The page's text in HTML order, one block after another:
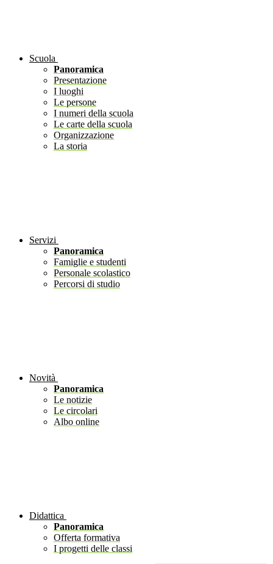
Scuola
Panoramica
Presentazione
I luoghi
Le persone
I numeri della scuola
Le carte della scuola
Organizzazione
La storia
Servizi
Panoramica
Famiglie e studenti
Personale scolastico
Percorsi di studio
Novità
Panoramica
Le notizie
Le circolari
Albo online
Didattica
Panoramica
Offerta formativa
I progetti delle classi